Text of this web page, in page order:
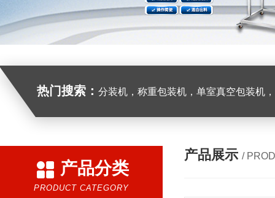
热门搜索： 分装机，称重包装机，单室真空包装机，双室真
产品分类
PRODUCT CATEGORY
产品展示 /